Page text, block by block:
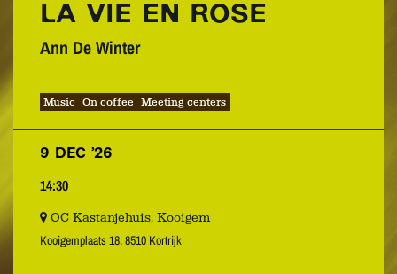
LA VIE EN ROSE
Ann De Winter
Music On coffee Meeting centers
9 DEC ’26
14:30
OC Kastanjehuis, Kooigem
Kooigemplaats 18, 8510 Kortrijk